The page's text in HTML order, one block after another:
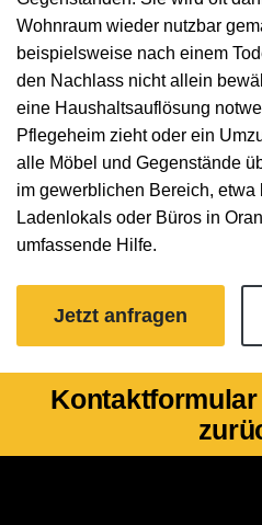
Wohnraum wieder nutzbar
beispielsweise nach einem
den Nachlass nicht allein
eine Haushaltsauflösung
Pflegeheim zieht oder ein
alle Möbel und Gegenstände
im gewerblichen Bereich, etwa
Ladenlokals oder Büros in
umfassende Hilfe.
Jetzt anfragen